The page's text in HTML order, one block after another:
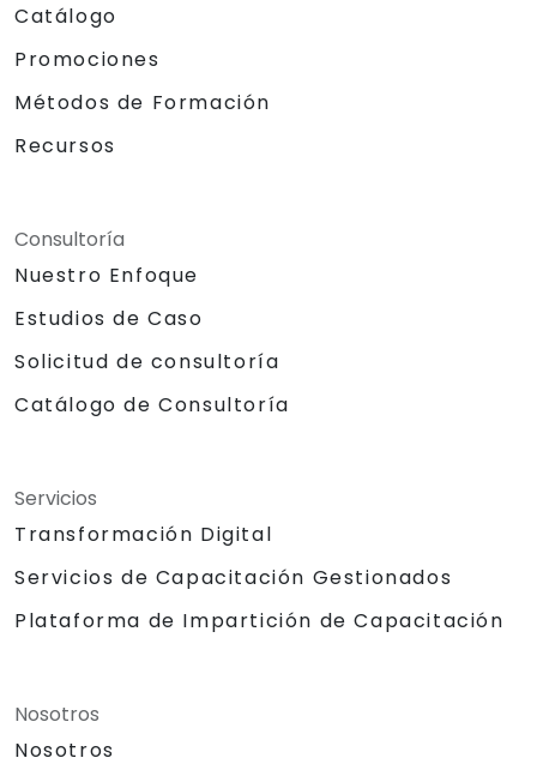
Catálogo
Promociones
Métodos de Formación
Recursos
Consultoría
Nuestro Enfoque
Estudios de Caso
Solicitud de consultoría
Catálogo de Consultoría
Servicios
Transformación Digital
Servicios de Capacitación Gestionados
Plataforma de Impartición de Capacitación
Nosotros
Nosotros